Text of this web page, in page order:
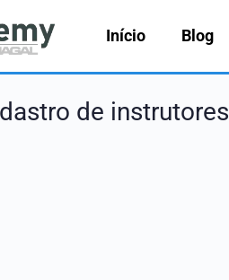
Início Blog
de instrutores